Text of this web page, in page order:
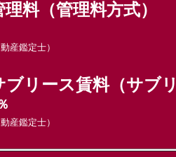
料（管理料方式）
産鑑定士）
ブリース賃料（サブ
産鑑定士）